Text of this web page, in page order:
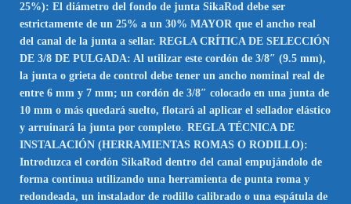
25%): El diámetro del fondo de junta SikaRod debe ser
estrictamente de un 25% a un 30% MAYOR que el ancho real
del canal de la junta a sellar. REGLA CRÍTICA DE SELECCIÓN
DE 3/8 DE PULGADA: Al utilizar este cordón de 3/8″ (9.5 mm),
la junta o grieta de control debe tener un ancho nominal real de
entre 6 mm y 7 mm; un cordón de 3/8″ colocado en una junta de
10 mm o más quedará suelto, flotará al aplicar el sellador elástico
y arruinará la junta por completo. REGLA TÉCNICA DE
INSTALACIÓN (HERRAMIENTAS ROMAS O RODILLO):
Introduzca el cordón SikaRod dentro del canal empujándolo de
forma continua utilizando una herramienta de punta roma y
redondeada, un instalador de rodillo calibrado o una espátula de